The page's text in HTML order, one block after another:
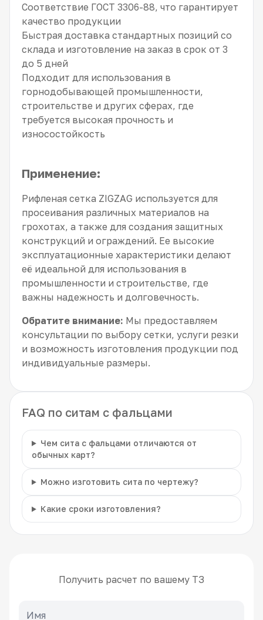
Соответствие ГОСТ 3306-88, что гарантирует
качество продукции
Быстрая доставка стандартных позиций со
склада и изготовление на заказ в срок от 3
до 5 дней
Подходит для использования в
горнодобывающей промышленности,
строительстве и других сферах, где
требуется высокая прочность и
износостойкость
Применение:
Рифленая сетка ZIGZAG используется для
просеивания различных материалов на
грохотах, а также для создания защитных
конструкций и ограждений. Ее высокие
эксплуатационные характеристики делают
её идеальной для использования в
промышленности и строительстве, где
важны надежность и долговечность.
Обратите внимание: Мы предоставляем
консультации по выбору сетки, услуги резки
и возможность изготовления продукции под
индивидуальные размеры.
FAQ по ситам с фальцами
Чем сита с фальцами отличаются от
обычных карт?
Можно изготовить сита по чертежу?
Какие сроки изготовления?
Получить расчет по вашему ТЗ